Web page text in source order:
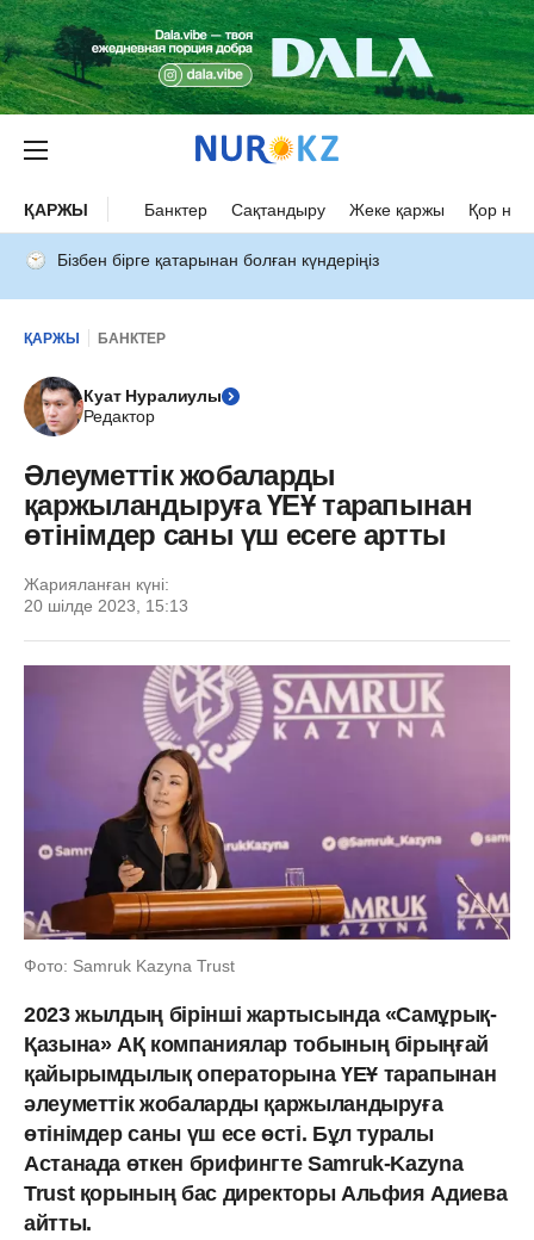
ҚАРЖЫ Банктер Сақтандыру Жеке қаржы Қор
Бізбен бірге қатарынан болған күндеріңіз
ҚАРЖЫ БАНКТЕР
Куат Нуралиулы
Редактор
Әлеуметтік жобаларды
қаржыландыруға ҮЕҰ тарапынан
өтінімдер саны үш есеге артты
Жарияланған күні:
20 шілде 2023, 15:13
Фото: Samruk Kazyna Trust
2023 жылдың бірінші жартысында «Самұрық-
Қазына» АҚ компаниялар тобының бірыңғай
қайырымдылық операторына ҮЕҰ тарапынан
әлеуметтік жобаларды қаржыландыруға
өтінімдер саны үш есе өсті. Бұл туралы
Астанада өткен брифингте Samruk-Kazyna
Trust қорының бас директоры Альфия Адиева
айтты.